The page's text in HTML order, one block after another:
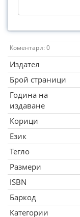
Коментари: 0
Издател
Брой страници
Година на
издаване
Корици
Език
Тегло
Размери
ISBN
Баркод
Категории